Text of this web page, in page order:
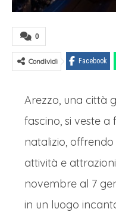
0
Condividi Facebook
Arezzo, una città
fascino, si veste
natalizio,
attività e
novembre al 7
in un luogo